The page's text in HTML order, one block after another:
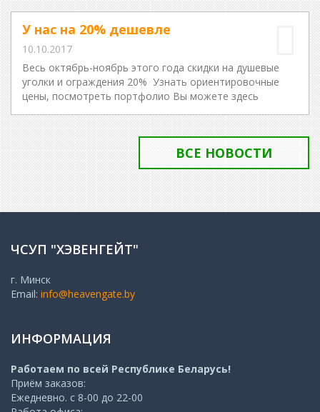
У нас на 20% дешевле
10.10.2017
Весь октябрь-ноябрь этого года скидки на душевые
уголки и ограждения 20% Узнать ориентировочные
цены, посмотреть портфолио Вы можете здесь
ВСЕ НОВОСТИ
ЧСУП "ХЭВЕНГЕЙТ"
г. Минск
Email: info@heavengate.by
ИНФОРМАЦИЯ
Работаем по всей Республике Беларусь!
Приём заказов:
Ежедневно. с 8-00 до 22-00